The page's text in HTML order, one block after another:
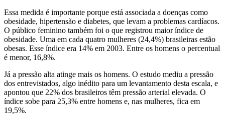
Essa medida é importante porque está associada a doenças como
obesidade, hipertensão e diabetes, que levam a problemas cardíacos.
O público feminino também foi o que registrou maior índice de
obesidade. Uma em cada quatro mulheres (24,4%) brasileiras estão
obesas. Esse índice era 14% em 2003. Entre os homens o percentual
é menor, 16,8%.
Já a pressão alta atinge mais os homens. O estudo mediu a pressão
dos entrevistados, algo inédito para um levantamento desta escala, e
apontou que 22% dos brasileiros têm pressão arterial elevada. O
índice sobe para 25,3% entre homens e, nas mulheres, fica em
19,5%.